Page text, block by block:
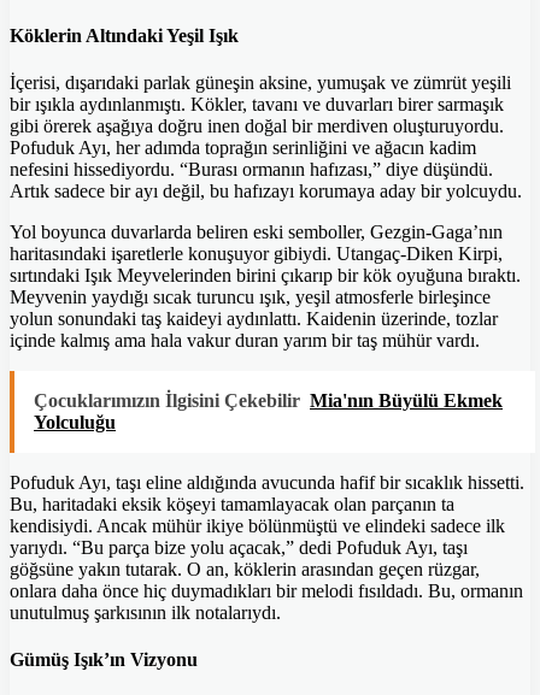
Köklerin Altındaki Yeşil Işık
İçerisi, dışarıdaki parlak güneşin aksine, yumuşak ve zümrüt yeşili
bir ışıkla aydınlanmıştı. Kökler, tavanı ve duvarları birer sarmaşık
gibi örerek aşağıya doğru inen doğal bir merdiven oluşturuyordu.
Pofuduk Ayı, her adımda toprağın serinliğini ve ağacın kadim
nefesini hissediyordu. “Burası ormanın hafızası,” diye düşündü.
Artık sadece bir ayı değil, bu hafızayı korumaya aday bir yolcuydu.
Yol boyunca duvarlarda beliren eski semboller, Gezgin-Gaga’nın
haritasındaki işaretlerle konuşuyor gibiydi. Utangaç-Diken Kirpi,
sırtındaki Işık Meyvelerinden birini çıkarıp bir kök oyuğuna bıraktı.
Meyvenin yaydığı sıcak turuncu ışık, yeşil atmosferle birleşince
yolun sonundaki taş kaideyi aydınlattı. Kaidenin üzerinde, tozlar
içinde kalmış ama hala vakur duran yarım bir taş mühür vardı.
Çocuklarımızın İlgisini Çekebilir Mia'nın Büyülü Ekmek
Yolculuğu
Pofuduk Ayı, taşı eline aldığında avucunda hafif bir sıcaklık hissetti.
Bu, haritadaki eksik köşeyi tamamlayacak olan parçanın ta
kendisiydi. Ancak mühür ikiye bölünmüştü ve elindeki sadece ilk
yarıydı. “Bu parça bize yolu açacak,” dedi Pofuduk Ayı, taşı
göğsüne yakın tutarak. O an, köklerin arasından geçen rüzgar,
onlara daha önce hiç duymadıkları bir melodi fısıldadı. Bu, ormanın
unutulmuş şarkısının ilk notalarıydı.
Gümüş Işık’ın Vizyonu